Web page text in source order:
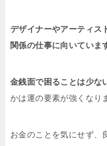
デザイナーやアーティス
関係の仕事に向いていま
金銭面で困ることは少な
かは運の要素が強くなり
お金のことを気にせず、